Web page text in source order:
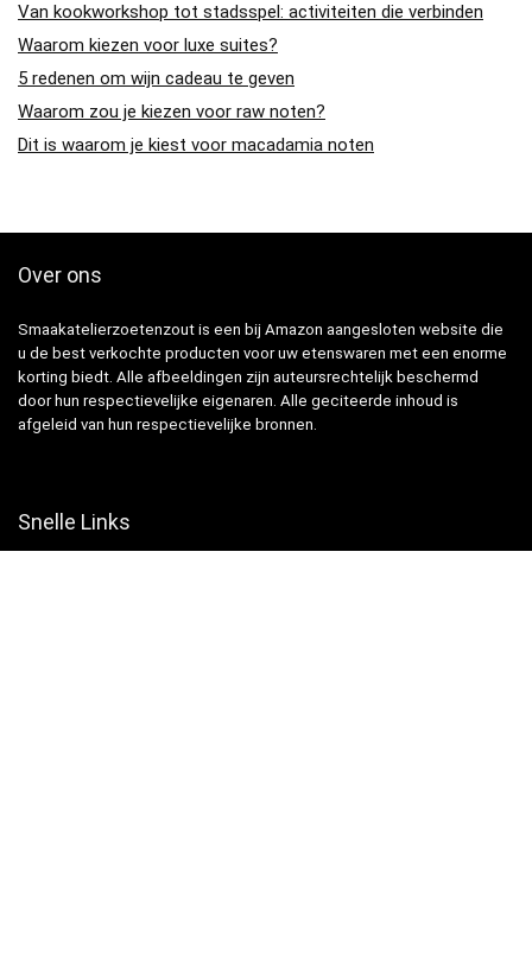
Van kookworkshop tot stadsspel: activiteiten die verbinden
Waarom kiezen voor luxe suites?
5 redenen om wijn cadeau te geven
Waarom zou je kiezen voor raw noten?
Dit is waarom je kiest voor macadamia noten
Over ons
Smaakatelierzoetenzout is een bij Amazon aangesloten website die
u de best verkochte producten voor uw etenswaren met een enorme
korting biedt. Alle afbeeldingen zijn auteursrechtelijk beschermd
door hun respectievelijke eigenaren. Alle geciteerde inhoud is
afgeleid van hun respectievelijke bronnen.
Snelle Links